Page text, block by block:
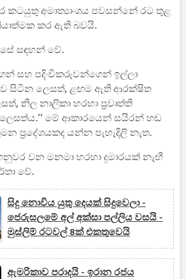
කටයුතු අමාත්‍යාංශය පවසන්නේ රට තුළ
කර ඇති බවයි.
සඳහන් වේ.
සහ පදිංචිකරුවන්ගෙන් ඉල්ලා
සිටින ලෙසත්, ළඟම ඇති ආරක්ෂිත
නිල නාලිකා හරහා ප්‍රවෘත්ති
මේ ආකාරයෙන් සයිරන් හඬ
ප්‍රදේශයකද යන්න පැහැදිලි නැත.
වන මනමා හරහා දුමාරයක් නැඟී
වේ.
සිදු නොවිය යුතු දෙයක් සිදුවෙලා -
ජෙරුසලමේ අල් අක්සා පල්ලිය වසයි -
මුස්ලිම් රටවල් 8ක් එකතුවෙයි
ඇමරිකාව පරාදයි - ඉරාන රජය